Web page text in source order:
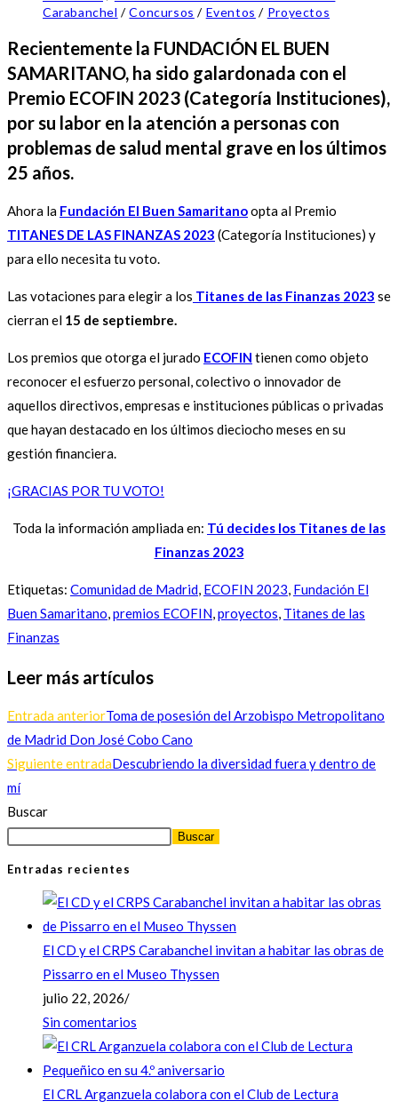
Carabanchel / Concursos / Eventos / Proyectos
Recientemente la FUNDACIÓN EL BUEN
SAMARITANO, ha sido galardonada con el
Premio ECOFIN 2023 (Categoría Instituciones),
por su labor en la atención a personas con
problemas de salud mental grave en los últimos
25 años.
Ahora la Fundación El Buen Samaritanoopta al Premio
TITANES DE LAS FINANZAS 2023 (Categoría Instituciones) y
para ello necesita tu voto.
Las votaciones para elegir a los Titanes de las Finanzas 2023 se
cierran el 15 de septiembre.
Los premios que otorga el jurado ECOFIN tienen como objeto
reconocer el esfuerzo personal, colectivo o innovador de
aquellos directivos, empresas e instituciones públicas o privadas
que hayan destacado en los últimos dieciocho meses en su
gestión financiera.
¡GRACIAS POR TU VOTO!
Toda la información ampliada en: Tú decides los Titanes de las
Finanzas 2023
Etiquetas: Comunidad de Madrid, ECOFIN 2023, Fundación El
Buen Samaritano,premios ECOFIN,proyectos, Titanes de las
Finanzas
Leer más artículos
Entrada anteriorToma de posesión del Arzobispo Metropolitano
de Madrid Don José Cobo Cano
Siguiente entradaDescubriendo la diversidad fuera y dentro de
mí
Buscar
Buscar
Entradas recientes
El CD y el CRPS Carabanchel invitan a habitar las obras de
Pissarro en el Museo Thyssen
julio 22, 2026/
Sin comentarios
El CRL Arganzuela colabora con el Club de Lectura